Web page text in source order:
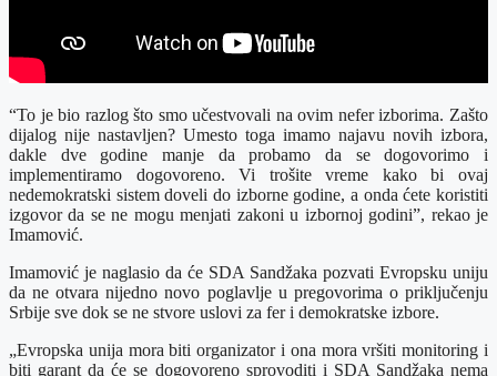
“To je bio razlog što smo učestvovali na ovim nefer izborima. Zašto
dijalog nije nastavljen? Umesto toga imamo najavu novih izbora,
dakle dve godine manje da probamo da se dogovorimo i
implementiramo dogovoreno. Vi trošite vreme kako bi ovaj
nedemokratski sistem doveli do izborne godine, a onda ćete koristiti
izgovor da se ne mogu menjati zakoni u izbornoj godini”, rekao je
Imamović.
Imamović je naglasio da će SDA Sandžaka pozvati Evropsku uniju
da ne otvara nijedno novo poglavlje u pregovorima o priključenju
Srbije sve dok se ne stvore uslovi za fer i demokratske izbore.
„Evropska unija mora biti organizator i ona mora vršiti monitoring i
biti garant da će se dogovoreno sprovoditi i SDA Sandžaka nema